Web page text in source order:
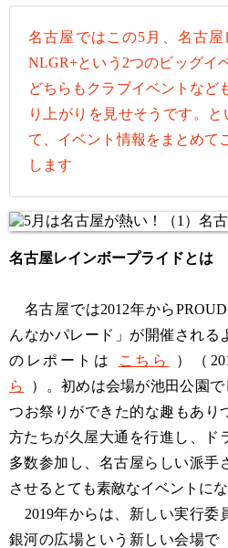
名古屋ではこの5月、名古
NLGR+という2つのビッグイ
どちらもクラブイベントなど
り上がりを見せそうです。
て、イベント情報をまとめて
します
名古屋レインボープライドとは
名古屋では2012年から
んなかパレード」が開催される
のレポートは
こちら ）（
ら
）。初めは会場が池田公園
つお祭りができた的な趣もあり
方たちが久屋大通を行進し、ド
多数参加し、名古屋らしい派手
させるとても素敵なイベントにな
2019年からは、新しい実行委
銀河の広場という新しい会場で